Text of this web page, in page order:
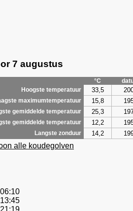
7 augustus
°C
Hoogste temperatuur
33,5
maximumtemperatuur 15,8
gemiddelde temperatuur 25,3
gemiddelde temperatuur 12,2
Langste zonduur 14,2
alle koudegolven
06:10
13:45
21:19